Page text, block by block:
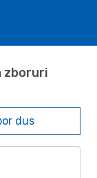
zboruri
dus